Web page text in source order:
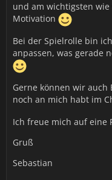
und am wichtigsten
Motivation
Bei der Spielrolle bin
anpassen, was gerade
Gerne können wir
noch an mich habt im
Ich freue mich auf eine
Gruß
Sebastian